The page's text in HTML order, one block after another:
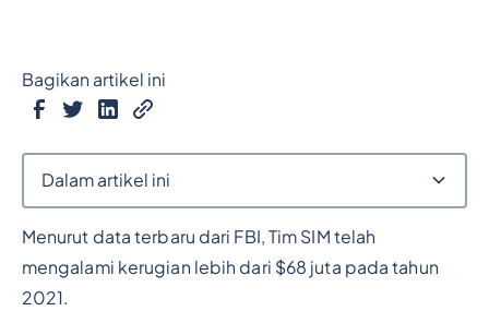
Menurut data terbaru dari FBI, Tim SIM telah
mengalami kerugian lebih dari $68 juta pada tahun
2021.
Bagikan artikel ini
Dalam artikel ini
Judul 2